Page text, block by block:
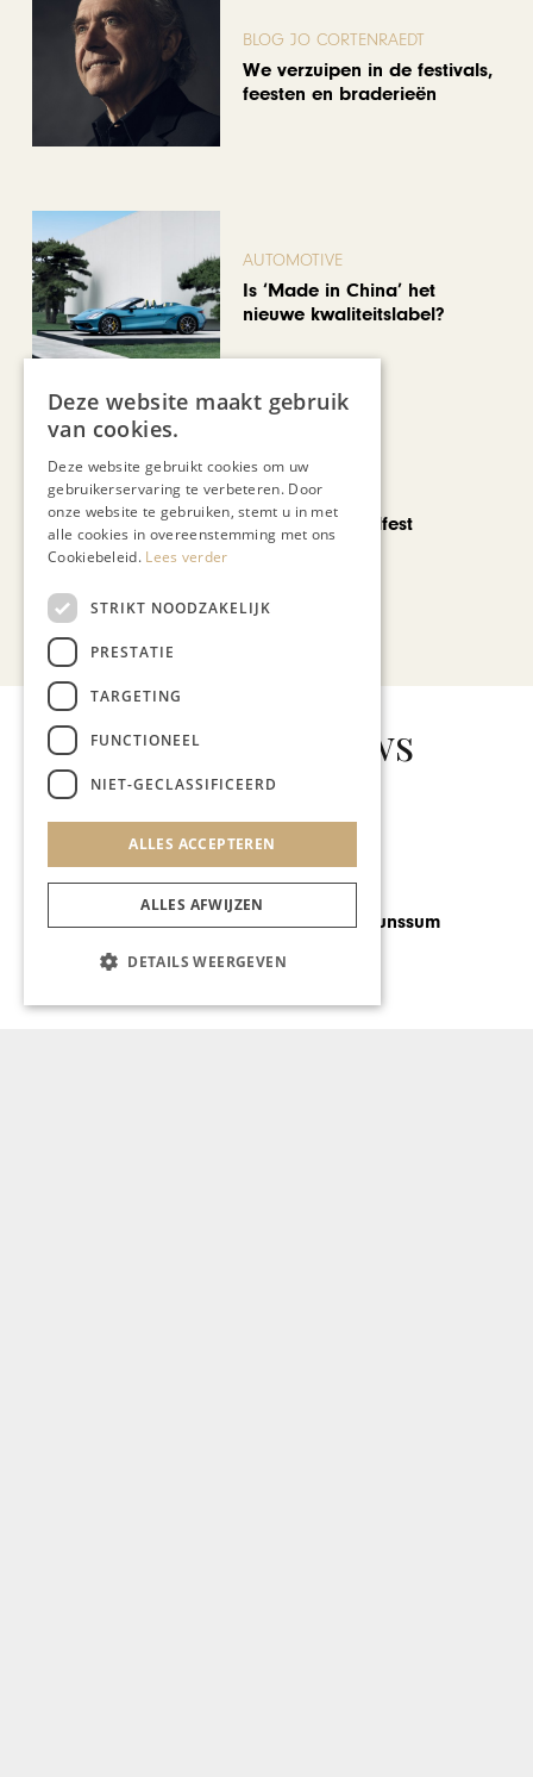
BLOG JO CORTENRAEDT
We verzuipen in de festivals,
feesten en braderieën
AUTOMOTIVE
Is ‘Made in China’ het
nieuwe kwaliteitslabel?
CHAPEAU TV
Noorbeek Foodfest
Bekijk alle artikelen
Gerelateerd nieuws
Sneak peek: Brunssum
Deze website maakt gebruik
van cookies.
Deze website gebruikt cookies om uw
gebruikerservaring te verbeteren. Door
onze website te gebruiken, stemt u in met
alle cookies in overeenstemming met ons
Cookiebeleid. Lees verder
STRIKT NOODZAKELIJK
PRESTATIE
TARGETING
FUNCTIONEEL
NIET-GECLASSIFICEERD
ALLES ACCEPTEREN
ALLES AFWIJZEN
DETAILS WEERGEVEN